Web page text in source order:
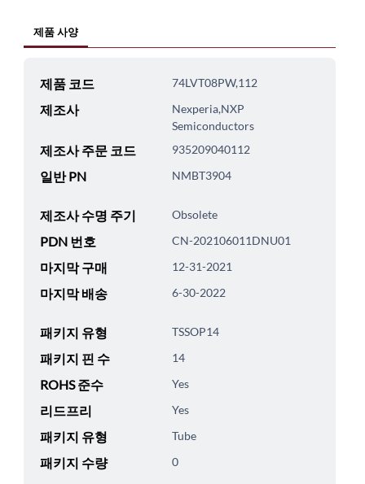
제품 사양
제품 코드 74LVT08PW,112
제조사
Nexperia,NXP
Semiconductors
제조사 주문 코드 935209040112
일반 PN NMBT3904
제조사 수명 주기 Obsolete
PDN 번호 CN-202106011DNU01
마지막 구매 12-31-2021
마지막 배송 6-30-2022
패키지 유형 TSSOP14
패키지 핀 수 14
ROHS 준수 Yes
리드프리 Yes
패키지 유형 Tube
패키지 수량 0